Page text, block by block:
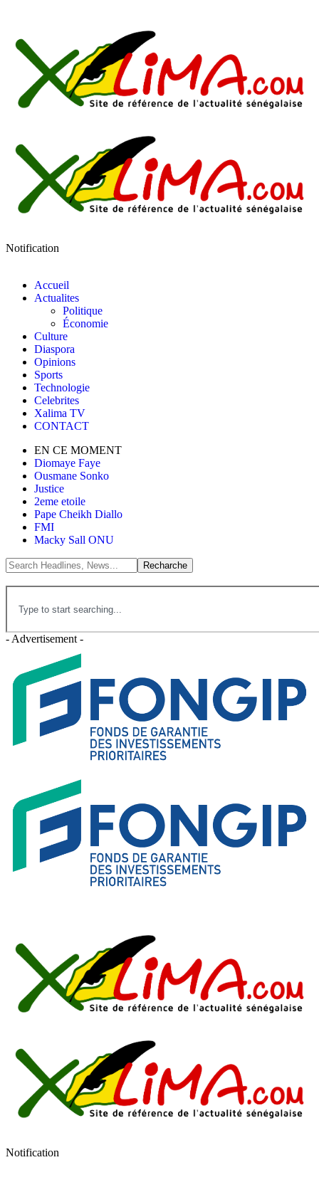
Notification
Accueil
Actualites
Politique
Économie
Culture
Diaspora
Opinions
Sports
Technologie
Celebrites
Xalima TV
CONTACT
EN CE MOMENT
Diomaye Faye
Ousmane Sonko
Justice
2eme etoile
Pape Cheikh Diallo
FMI
Macky Sall ONU
- Advertisement -
Notification